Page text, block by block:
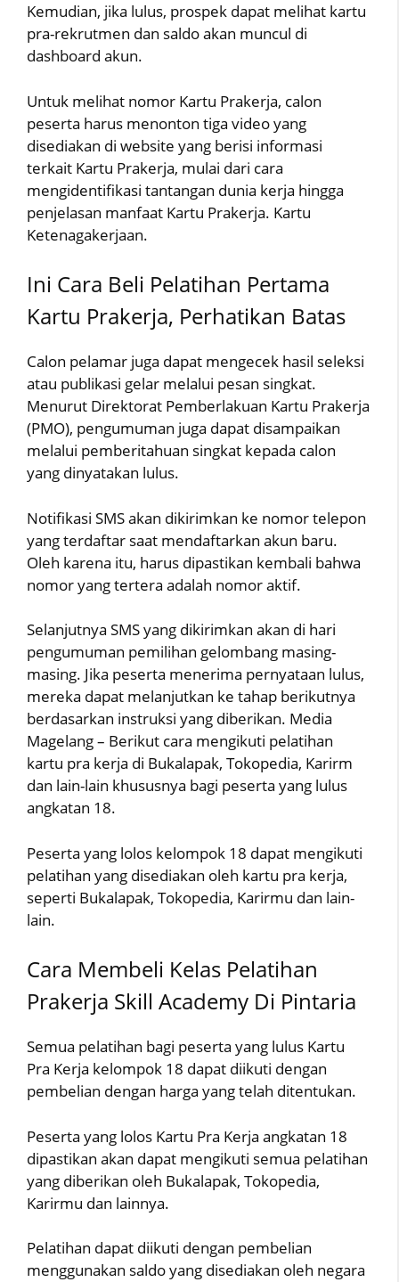
Kemudian, jika lulus, prospek dapat melihat kartu
pra-rekrutmen dan saldo akan muncul di
dashboard akun.
Untuk melihat nomor Kartu Prakerja, calon
peserta harus menonton tiga video yang
disediakan di website yang berisi informasi
terkait Kartu Prakerja, mulai dari cara
mengidentifikasi tantangan dunia kerja hingga
penjelasan manfaat Kartu Prakerja. Kartu
Ketenagakerjaan.
Ini Cara Beli Pelatihan Pertama
Kartu Prakerja, Perhatikan Batas
Calon pelamar juga dapat mengecek hasil seleksi
atau publikasi gelar melalui pesan singkat.
Menurut Direktorat Pemberlakuan Kartu Prakerja
(PMO), pengumuman juga dapat disampaikan
melalui pemberitahuan singkat kepada calon
yang dinyatakan lulus.
Notifikasi SMS akan dikirimkan ke nomor telepon
yang terdaftar saat mendaftarkan akun baru.
Oleh karena itu, harus dipastikan kembali bahwa
nomor yang tertera adalah nomor aktif.
Selanjutnya SMS yang dikirimkan akan di hari
pengumuman pemilihan gelombang masing-
masing. Jika peserta menerima pernyataan lulus,
mereka dapat melanjutkan ke tahap berikutnya
berdasarkan instruksi yang diberikan. Media
Magelang – Berikut cara mengikuti pelatihan
kartu pra kerja di Bukalapak, Tokopedia, Karirm
dan lain-lain khususnya bagi peserta yang lulus
angkatan 18.
Peserta yang lolos kelompok 18 dapat mengikuti
pelatihan yang disediakan oleh kartu pra kerja,
seperti Bukalapak, Tokopedia, Karirmu dan lain-
lain.
Cara Membeli Kelas Pelatihan
Prakerja Skill Academy Di Pintaria
Semua pelatihan bagi peserta yang lulus Kartu
Pra Kerja kelompok 18 dapat diikuti dengan
pembelian dengan harga yang telah ditentukan.
Peserta yang lolos Kartu Pra Kerja angkatan 18
dipastikan akan dapat mengikuti semua pelatihan
yang diberikan oleh Bukalapak, Tokopedia,
Karirmu dan lainnya.
Pelatihan dapat diikuti dengan pembelian
menggunakan saldo yang disediakan oleh negara